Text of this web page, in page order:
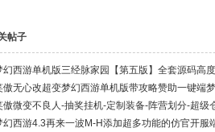
帖子
幻西游单机版三经脉家园【第五版】全套源码高
傲无心改超变梦幻西游单机版带攻略赞助一键端
傲微变不良人-抽奖挂机-定制装备-阵营划分-超级
幻西游4.3再来一波M-H添加超多功能的仿官开服